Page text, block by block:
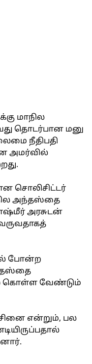
மாநில
தொடர்பான மனு
நீதிபதி
அமர்வில்
சொலிசிட்டர்
அந்தஸ்தை
அரசுடன்
போன்ற
கொள்ள வேண்டும்
என்றும், பல